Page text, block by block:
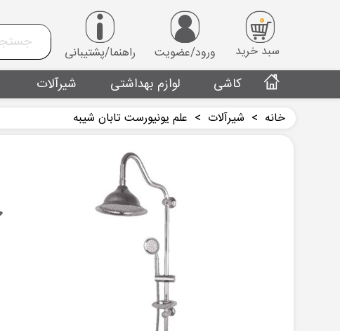
0
سبد خرید
ورود/عضویت راهنما/پشتیبانی
کاشی لوازم بهداشتی شیرآلات
خانه > شیرآلات > علم یونیورست تابان شیبه